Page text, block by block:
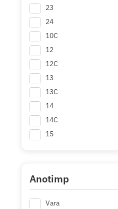
85
23
24
10C
12
12C
13
13C
14
14C
15
16C
17
17.5
Anotimp
Vara